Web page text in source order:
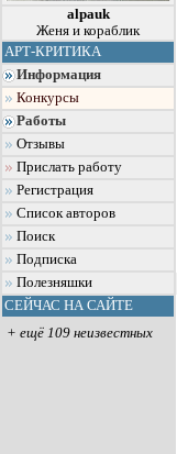
alpauk
Женя и кораблик
АРТ-КРИТИКА
Информация
Конкурсы
Работы
Отзывы
Прислать работу
Регистрация
Список авторов
Поиск
Подписка
Полезняшки
СЕЙЧАС НА САЙТЕ
+ ещё 109 неизвестных